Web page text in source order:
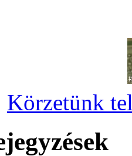
Körzetünk